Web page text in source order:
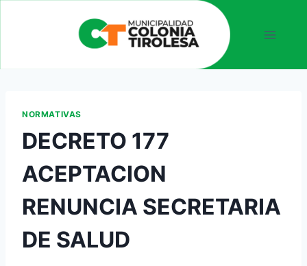
NORMATIVAS
DECRETO 177
ACEPTACION
RENUNCIA SECRETARIA
DE SALUD